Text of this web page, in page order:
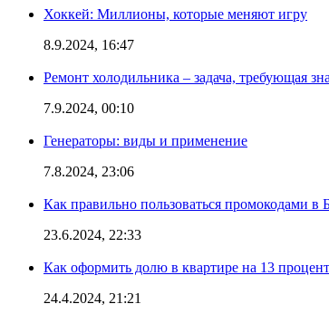
Хоккей: Миллионы, которые меняют игру
8.9.2024, 16:47
Ремонт холодильника – задача, требующая
7.9.2024, 00:10
Генераторы: виды и применение
7.8.2024, 23:06
Как правильно пользоваться промокодами в
23.6.2024, 22:33
Как оформить долю в квартире на 13
24.4.2024, 21:21